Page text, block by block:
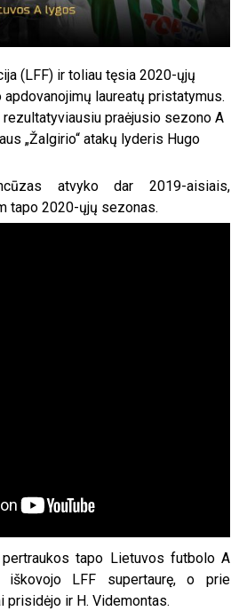
(LFF) ir toliau tęsia 2020-ųjų
laureatų pristatymus.
praėjusio sezono A
„Žalgirio“ atakų lyderis Hugo
atvyko dar 2019-aisiais,
tapo 2020-ųjų sezonas.
tapo Lietuvos futbolo A
iškovojo LFF supertaurę, o prie
ir H. Videmontas.